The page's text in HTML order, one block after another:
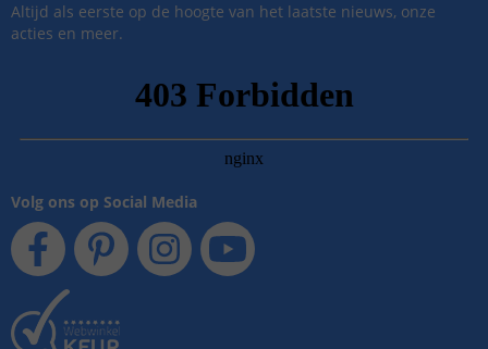
Altijd als eerste op de hoogte van het laatste nieuws, onze
acties en meer.
Volg ons op Social Media